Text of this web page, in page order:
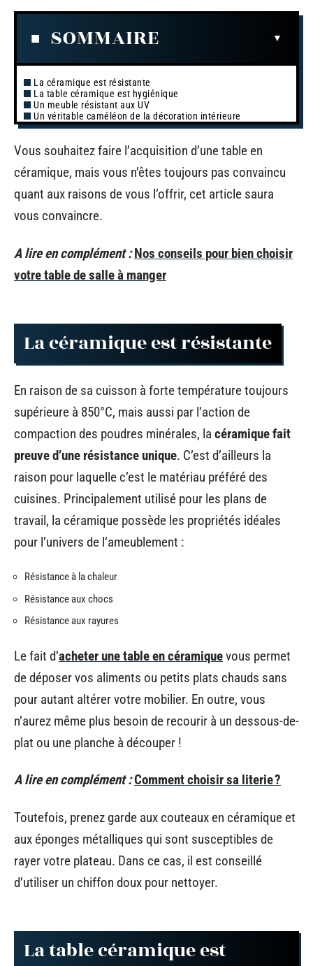
SOMMAIRE
La céramique est résistante
La table céramique est hygiénique
Un meuble résistant aux UV
Un véritable caméléon de la décoration intérieure
Vous souhaitez faire l’acquisition d’une table en
céramique, mais vous n’êtes toujours pas convaincu
quant aux raisons de vous l’offrir, cet article saura
vous convaincre.
A lire en complément : Nos conseils pour bien choisir
votre table de salle à manger
La céramique est résistante
En raison de sa cuisson à forte température toujours
supérieure à 850°C, mais aussi par l’action de
compaction des poudres minérales, la céramique fait
preuve d’une résistance unique. C’est d’ailleurs la
raison pour laquelle c’est le matériau préféré des
cuisines. Principalement utilisé pour les plans de
travail, la céramique possède les propriétés idéales
pour l’univers de l’ameublement :
Résistance à la chaleur
Résistance aux chocs
Résistance aux rayures
Le fait d’acheter une table en céramiquevous permet
de déposer vos aliments ou petits plats chauds sans
pour autant altérer votre mobilier. En outre, vous
n’aurez même plus besoin de recourir à un dessous-de-
plat ou une planche à découper !
A lire en complément :Comment choisir sa literie ?
Toutefois, prenez garde aux couteaux en céramique et
aux éponges métalliques qui sont susceptibles de
rayer votre plateau. Dans ce cas, il est conseillé
d’utiliser un chiffon doux pour nettoyer.
La table céramique est